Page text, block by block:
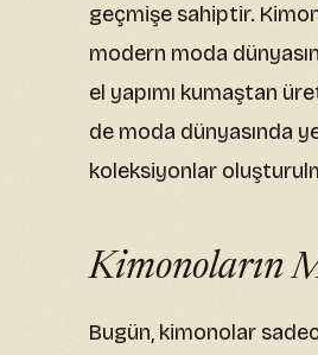
geçmişe sahiptir.
modern moda
el yapımı kumaştan
de moda dünyasında
koleksiyonlar
Kimonoların
Bugün, kimonolar